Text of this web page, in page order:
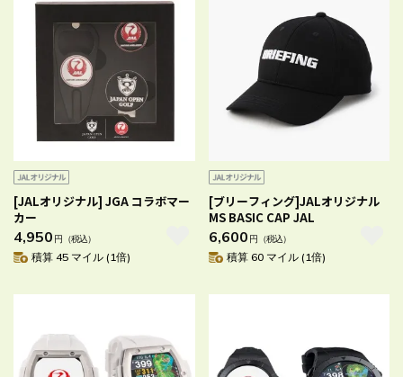
[JALオリジナル] JGA コラボマー
カー
4,950 円 （税込）
積算 45 マイル (1倍)
[ブリーフィング]JALオリジナル
MS BASIC CAP JAL
6,600 円 （税込）
積算 60 マイル (1倍)